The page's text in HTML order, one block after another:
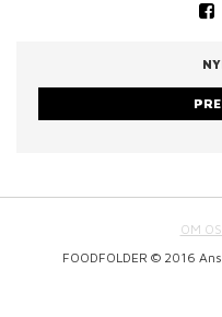
OM
FOODFOLDER © 2016